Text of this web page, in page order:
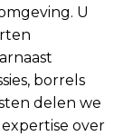
U
borrels
delen we
over